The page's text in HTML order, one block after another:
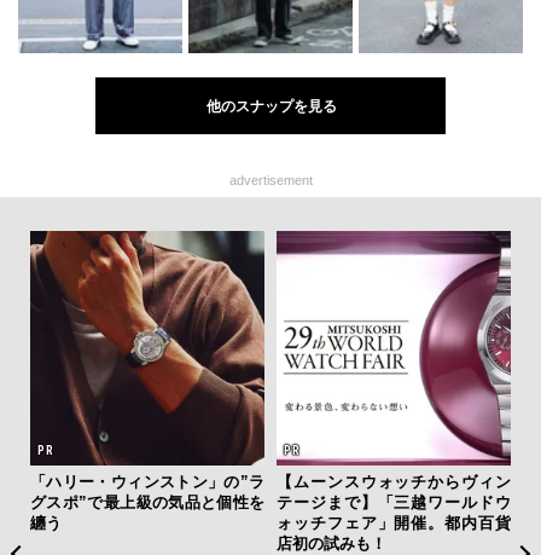
他のスナップを見る
advertisement
「ハリー・ウィンストン」の”ラ
グスポ”で最上級の気品と個性を
纏う
【ムーンスウォッチからヴィン
テージまで】「三越ワールドウ
ォッチフェア」開催。都内百貨
店初の試みも！
4